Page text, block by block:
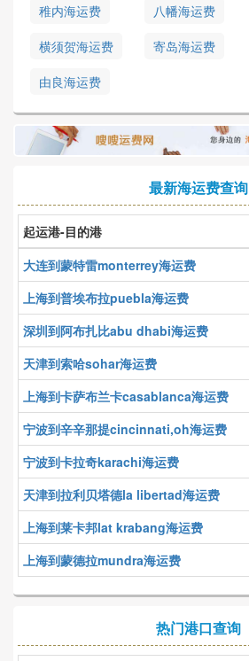
稚内海运费
八幡海运费
横须贺海运费
寄岛海运费
由良海运费
最新海运费查询
起运港-目的港
大连到蒙特雷monterrey海运费
上海到普埃布拉puebla海运费
深圳到阿布扎比abu dhabi海运费
天津到索哈sohar海运费
上海到卡萨布兰卡casablanca海运费
宁波到辛辛那提cincinnati,oh海运费
宁波到卡拉奇karachi海运费
天津到拉利贝塔德la libertad海运费
上海到莱卡邦lat krabang海运费
上海到蒙德拉mundra海运费
热门港口查询